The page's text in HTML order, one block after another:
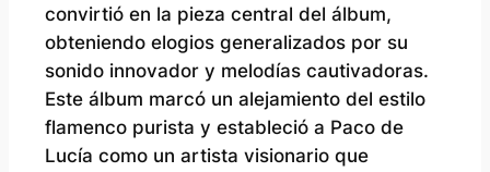
convirtió en la pieza central del álbum,
obteniendo elogios generalizados por su
sonido innovador y melodías cautivadoras.
Este álbum marcó un alejamiento del estilo
flamenco purista y estableció a Paco de
Lucía como un artista visionario que